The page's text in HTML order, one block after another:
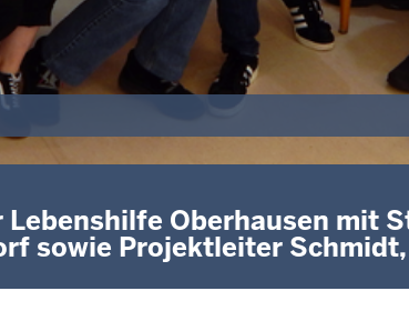
Lebenshilfe Oberhausen mit
sowie Projektleiter Schmidt,